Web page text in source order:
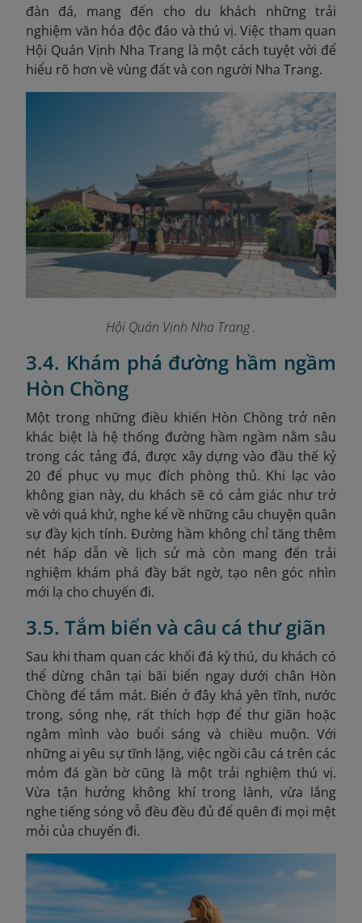
đàn đá, mang đến cho du khách những trải
nghiệm văn hóa độc đáo và thú vị. Việc tham quan
Hội Quán Vịnh Nha Trang là một cách tuyệt vời để
hiểu rõ hơn về vùng đất và con người Nha Trang.
Hội Quán Vịnh Nha Trang .
3.4. Khám phá đường hầm ngầm
Hòn Chồng
Một trong những điều khiến Hòn Chồng trở nên
khác biệt là hệ thống đường hầm ngầm nằm sâu
trong các tảng đá, được xây dựng vào đầu thế kỷ
20 để phục vụ mục đích phòng thủ. Khi lạc vào
không gian này, du khách sẽ có cảm giác như trở
về với quá khứ, nghe kể về những câu chuyện quân
sự đầy kịch tính. Đường hầm không chỉ tăng thêm
nét hấp dẫn về lịch sử mà còn mang đến trải
nghiệm khám phá đầy bất ngờ, tạo nên góc nhìn
mới lạ cho chuyến đi.
3.5. Tắm biển và câu cá thư giãn
Sau khi tham quan các khối đá kỳ thú, du khách có
thể dừng chân tại bãi biển ngay dưới chân Hòn
Chồng để tắm mát. Biển ở đây khá yên tĩnh, nước
trong, sóng nhẹ, rất thích hợp để thư giãn hoặc
ngâm mình vào buổi sáng và chiều muộn. Với
những ai yêu sự tĩnh lặng, việc ngồi câu cá trên các
mỏm đá gần bờ cũng là một trải nghiệm thú vị.
Vừa tận hưởng không khí trong lành, vừa lắng
nghe tiếng sóng vỗ đều đều đủ để quên đi mọi mệt
mỏi của chuyến đi.